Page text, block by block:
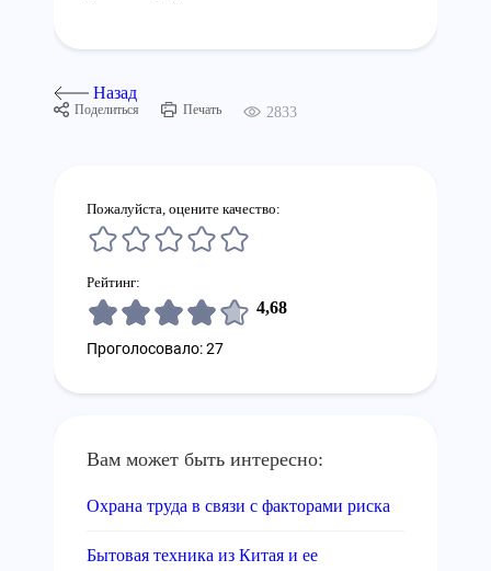
Назад
Поделиться Печать 2833
Пожалуйста, оцените качество:
Рейтинг:
4,68
Проголосовало: 27
Вам может быть интересно:
Охрана труда в связи с факторами риска
Бытовая техника из Китая и ее